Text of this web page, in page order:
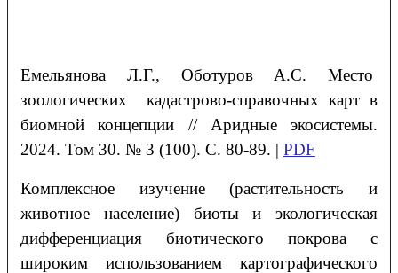
Емельянова Л.Г., Оботуров А.С.Место
зоологических кадастрово-справочных карт в
биомной концепции // Аридные экосистемы.
2024. Том 30. № 3 (100). С. 80-89. | PDF
Комплексное изучение (растительность и
животное население) биоты и экологическая
дифференциация биотического покрова с
широким использованием картографического